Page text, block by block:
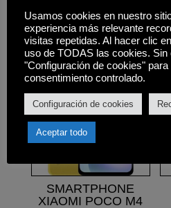
Productos
SMARTPHONE
XIAOMI POCO M4
Usamos cookies en nuestro
experiencia más relevante
visitas repetidas. Al hacer clic
uso de TODAS las cookies.
"Configuración de cookies"
consentimiento controlado.
Configuración de cookies
Aceptar todo